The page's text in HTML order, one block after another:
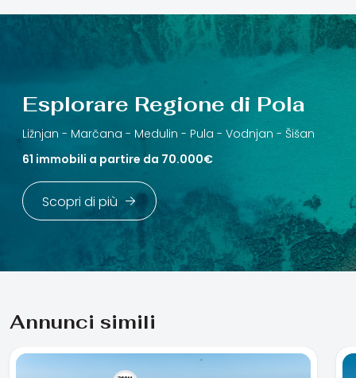
Esplorare Regione di Pola
Ližnjan - Marčana - Medulin - Pula - Vodnjan - Šišan
61 immobili a partire da 70.000€
Scopri di più
Annunci simili